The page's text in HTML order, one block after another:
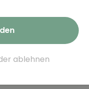
führen,
überhören?
ablehnen